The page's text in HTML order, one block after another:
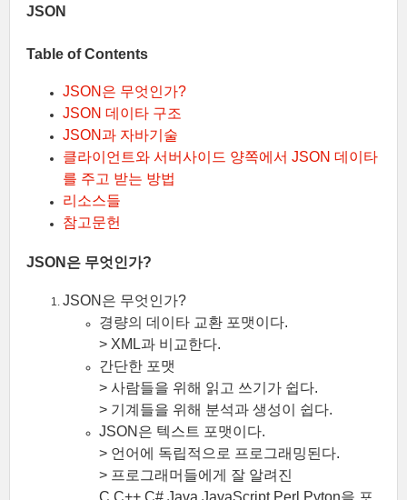
JSON
Table of Contents
JSON은 무엇인가?
JSON 데이타 구조
JSON과 자바기술
클라이언트와 서버사이드 양쪽에서 JSON 데이타
를 주고 받는 방법
리소스들
참고문헌
JSON은 무엇인가?
JSON은 무엇인가?
경량의 데이타 교환 포맷이다.
> XML과 비교한다.
간단한 포맷
> 사람들을 위해 읽고 쓰기가 쉽다.
> 기계들을 위해 분석과 생성이 쉽다.
JSON은 텍스트 포맷이다.
> 언어에 독립적으로 프로그래밍된다.
> 프로그래머들에게 잘 알려진
C,C++,C#,Java,JavaScript,Perl,Pyton을 포